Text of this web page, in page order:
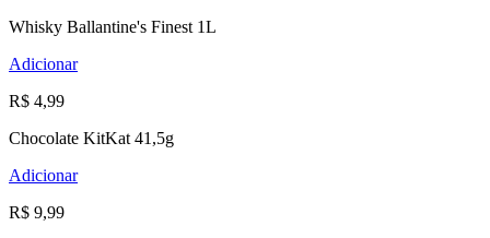
Whisky Ballantine's Finest 1L
Adicionar
R$ 4,99
Chocolate KitKat 41,5g
Adicionar
R$ 9,99